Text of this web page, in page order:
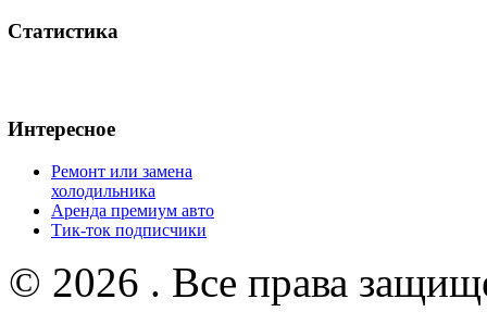
Статистика
Интересное
Ремонт или замена
холодильника
Аренда премиум авто
Тик-ток подписчики
© 2026 . Все права